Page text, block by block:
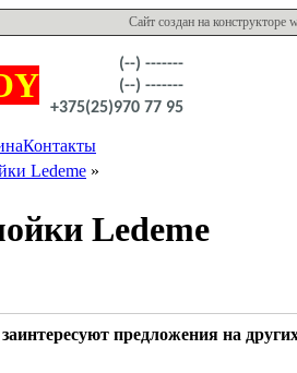
Сайт создан на
(--) -------
(--) -------
+375(25)970 77 95
Контакты
Ledeme »
Ledeme
предложения на